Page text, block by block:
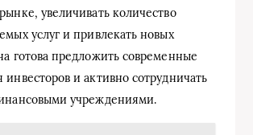
увеличивать количество
услуг и привлекать новых
готова предложить современные
и активно сотрудничать
учреждениями.